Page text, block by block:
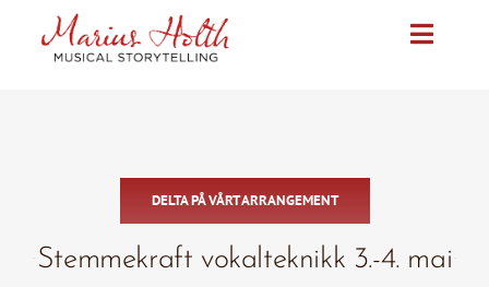
content
Toggle
DELTA PÅ VÅRT ARRANGEMENT
Stemmekraft vokalteknikk 3.-4. mai